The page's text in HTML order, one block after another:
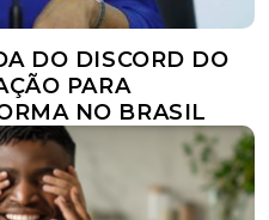
DO DISCORD DO
PARA
NO BRASIL